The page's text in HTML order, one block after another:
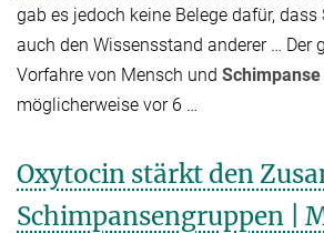
gab es jedoch keine Belege dafür, dass
auch den Wissensstand anderer … Der
Vorfahre von Mensch und Schimpanse
möglicherweise vor 6 …
Oxytocin stärkt den
Schimpansengruppen |